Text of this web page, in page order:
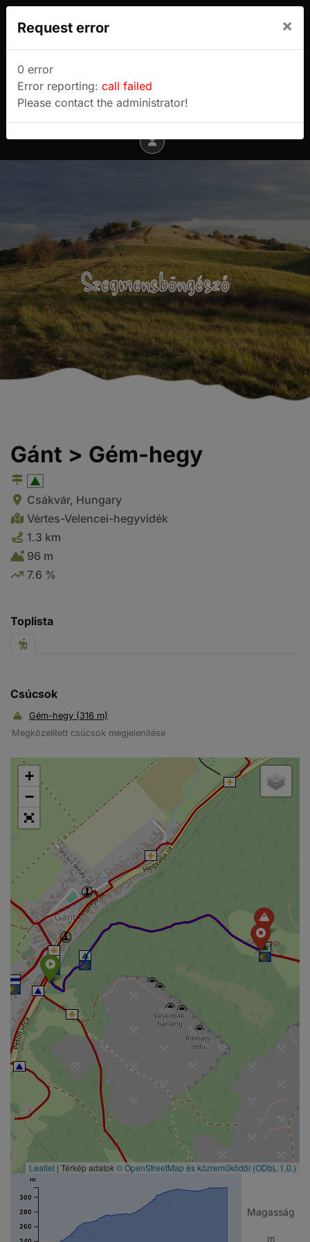
Sulyok Gábor túrablogja
Menu
Szegmensböngésző
Gánt > Gém-hegy
Csákvár, Hungary
Vértes-Velencei-hegyvidék
1.3 km
96 m
7.6 %
Toplista
Csúcsok
Gém-hegy (316 m)
Megközelített csúcsok megjelenítése
+
−
Leaflet | Térkép adatok © OpenStreetMap és közreműködői (ODbL 1.0.)
260
280
300
m
Magasság
m
Request error ×
0 error
Error reporting: call failed
Please contact the administrator!